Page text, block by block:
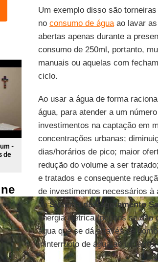
-
de
Um exemplo disso são
no consumo de águaao lavar as
abertas apenas durante a
consumo de 250ml, portanto,
manuais ou aquelas com
ciclo.
Ao usar a água de forma
água, para atender a um
investimentos na captação em
concentrações urbanas;
dias/horários de pico; maior
redução do volume a ser
e tratados e consequente
de investimentos necessários à
doSistema de Esgotamento
energia elétrica (poucos se dão
água que se dá através de
ininterrupto de água ao usuário.